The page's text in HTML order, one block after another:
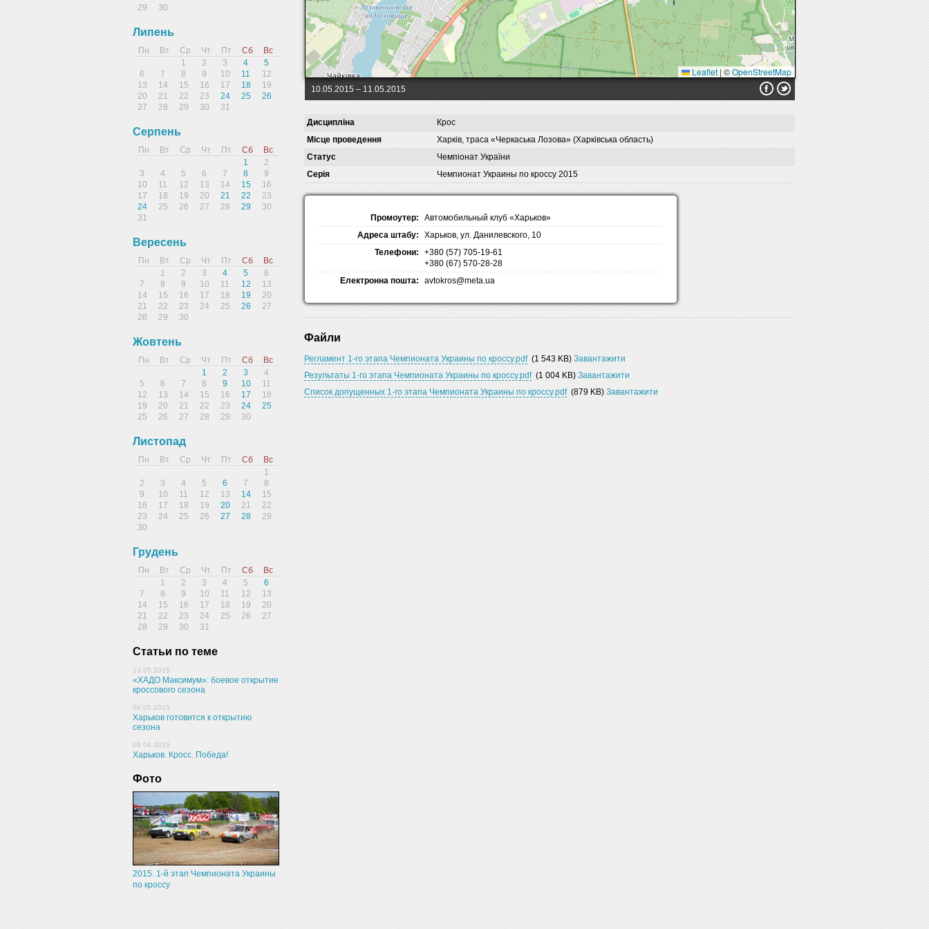
29
30
Липень
Пн Вт Ср Чт Пт Сб
Вс
1
2 3 4
5
6
7 8 9 10 11
12
13
14 15 16 17 18
19
20
21 22 23 24 25
26
27
28 29 30 31
Серпень
Пн Вт Ср Чт Пт Сб
Вс
1
2
3
4 5 6 7 8
9
10
11 12 13 14 15
16
17
18 19 20 21 22
23
24
25 26 27 28 29
30
31
Вересень
Пн Вт Ср Чт Пт Сб
Вс
1
2 3 4 5
6
7
8 9 10 11 12
13
14
15 16 17 18 19
20
21
22 23 24 25 26
27
28
29 30
Жовтень
Пн Вт Ср Чт Пт Сб
Вс
1
2 3
4
5
6 7 8 9 10
11
12
13 14 15 16 17
18
19
20 21 22 23 24
25
25
26 27 28 29 30
Листопад
Пн Вт Ср Чт Пт Сб
Вс
1
2
3 4 5 6 7
8
9
10 11 12 13 14
15
16
17 18 19 20 21
22
23
24 25 26 27 28
29
30
Грудень
Пн Вт Ср Чт Пт Сб
Вс
1
2 3 4 5
6
7
8 9 10 11 12
13
14
15 16 17 18 19
20
21
22 23 24 25 26
27
28
29 30 31
Статьи по теме
13.05.2015
«ХАДО Максимум»: боевое открытие
кроссового сезона
08.05.2015
Харьков готовится к открытию
сезона
09.04.2015
Харьков. Кросс. Победа!
Фото
2015. 1-й этап Чемпионата Украины
по кроссу
Leaflet | ©OpenStreetMap
10.05.2015 – 11.05.2015
Дисципліна
Крос
Місце проведення
Харків, траса «Черкаська Лозова» (Харківська область)
Статус
Чемпіонат України
Серія
Чемпионат Украины по кроссу 2015
Промоутер:
Автомобильный клуб «Харьков»
Адреса штабу:
Харьков, ул. Данилевского, 10
Телефони:
+380 (57) 705-19-61
+380 (67) 570-28-28
Електронна пошта:
avtokros@meta.ua
Файли
Регламент 1-го этапа Чемпионата Украины по кроссу.pdf (1 543 KB)Завантажити
Результаты 1-го этапа Чемпионата Украины по кроссу.pdf (1 004 KB)Завантажити
Список допущенных 1-го этапа Чемпионата Украины по кроссу.pdf (879 KB)Завантажити